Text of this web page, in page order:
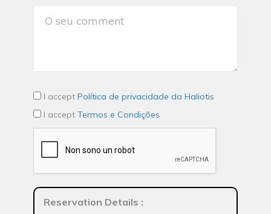
I accept Política de privacidade da Haliotis
I accept Termos e Condições
Reservation Details :